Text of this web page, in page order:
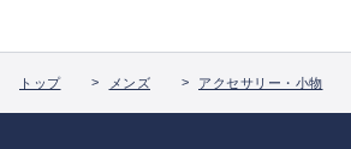
トップ メンズ アクセサリー・小物